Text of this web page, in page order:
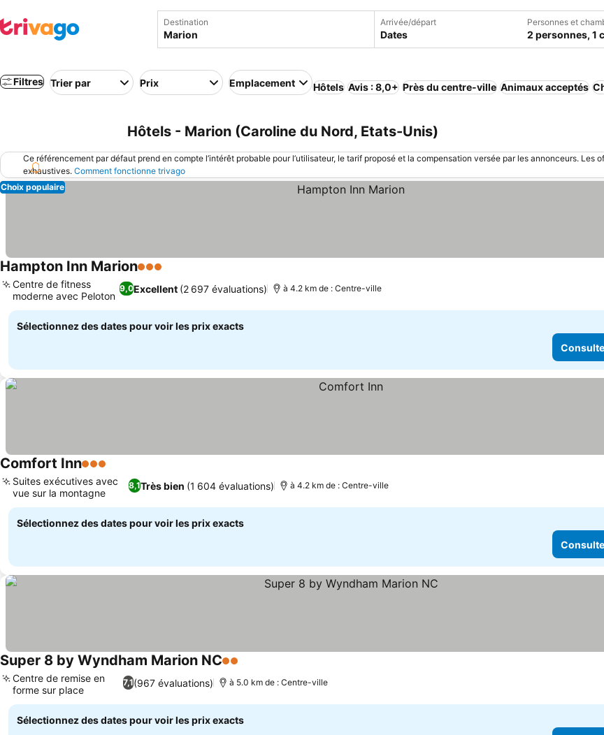
Destination Arrivée/départ
Dates
Personnes et
2 personnes, 1
Filtres Trier par Prix Emplacement Hôtels Avis : 8,0+ Près du centre-ville Animaux acceptés
Hôtels - Marion (Caroline du Nord, Etats-Unis)
Ce référencement par défaut prend en compte l’intérêt probable pour l’utilisateur, le tarif proposé et la compensation versée par les annonceurs. Les
exhaustives. Comment fonctionne trivago
Choix populaire
Hampton Inn Marion3 Étoiles
9,0Excellent (2 697 évaluations)
Centre de fitness
moderne avec Peloton
à 4.2 km de : Centre-ville
Sélectionnez des dates pour voir les prix exacts
Comfort Inn3 Étoiles
8,1Très bien (1 604 évaluations)
Suites exécutives avec
vue sur la montagne
à 4.2 km de : Centre-ville
Sélectionnez des dates pour voir les prix exacts
Super 8 by Wyndham Marion NC2 Étoiles
7,1(967 évaluations)
Centre de remise en
forme sur place
à 5.0 km de : Centre-ville
Sélectionnez des dates pour voir les prix exacts